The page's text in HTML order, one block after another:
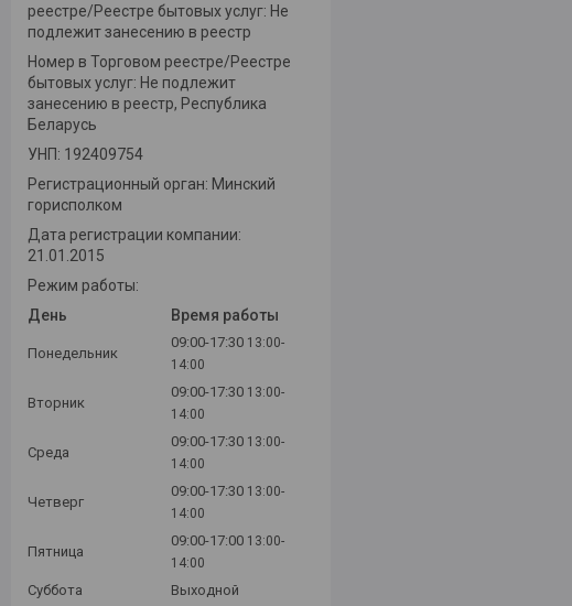
реестре/Реестре бытовых услуг: Не
подлежит занесению в реестр
Номер в Торговом реестре/Реестре
бытовых услуг: Не подлежит
занесению в реестр, Республика
Беларусь
УНП: 192409754
Регистрационный орган: Минский
горисполком
Дата регистрации компании:
21.01.2015
Режим работы:
День
Время работы
Понедельник
09:00-17:30 13:00-
14:00
Вторник
09:00-17:30 13:00-
14:00
Среда
09:00-17:30 13:00-
14:00
Четверг
09:00-17:30 13:00-
14:00
Пятница
09:00-17:00 13:00-
14:00
Суббота
Выходной